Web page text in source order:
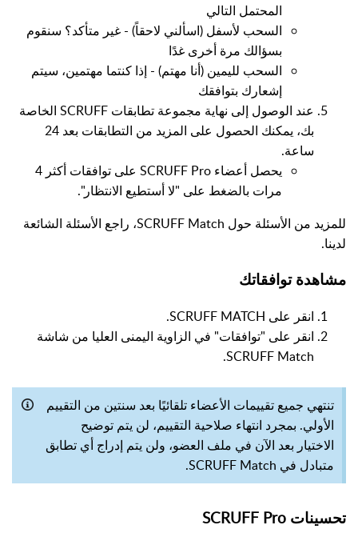
المحتمل التالي
السحب لأسفل (اسألني لاحقاً) - غير متأكد؟ سنقوم
بسؤالك مرة أخرى غدًا
السحب لليمين (أنا مهتم) - إذا كنتما مهتمين، سيتم
إشعارك بتوافقك
عند الوصول إلى نهاية مجموعة تطابقات SCRUFF الخاصة
بك، يمكنك الحصول على المزيد من التطابقات بعد 24
ساعة.
يحصل أعضاء SCRUFF Pro على توافقات أكثر 4
مرات بالضغط على "لا أستطيع الانتظار".
للمزيد من الأسئلة حول SCRUFF Match، راجع الأسئلة الشائعة
لدينا.
مشاهدة توافقاتك
انقر على SCRUFF MATCH.
انقر على "توافقات" في الزاوية اليمنى العليا من شاشة
SCRUFF Match.
تنتهي جميع تقييمات الأعضاء تلقائيًا بعد سنتين من التقييم
الأولي. بمجرد انتهاء صلاحية التقييم، لن يتم توضيح
الاختيار بعد الآن في ملف العضو، ولن يتم إدراج أي تطابق
متبادل في SCRUFF Match.
تحسينات SCRUFF Pro